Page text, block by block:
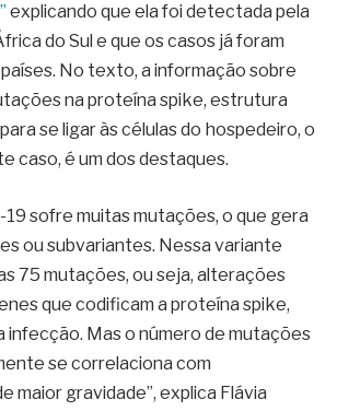
explicando que ela foi detectada pela
do Sul e que os casos já foram
No texto, a informação sobre
na proteína spike, estrutura
se ligar às células do hospedeiro, o
caso, é um dos destaques.
19 sofre muitas mutações, o que gera
ou subvariantes. Nessa variante
75 mutações, ou seja, alterações
que codificam a proteína spike,
infecção. Mas o número de mutações
se correlaciona com
maior gravidade”, explica Flávia